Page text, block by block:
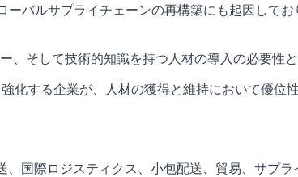
バルサプライチェーンの再構築にも起因して
そして技術的知識を持つ人材の導入の必要性
する企業が、人材の獲得と維持において優位
国際ロジスティクス、小包配送、貿易、サプ